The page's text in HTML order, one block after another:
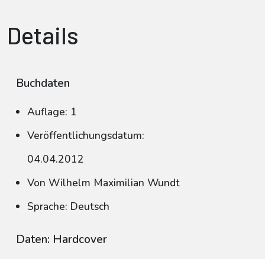
Details
Buchdaten
Auflage: 1
Veröffentlichungsdatum:
04.04.2012
Von Wilhelm Maximilian Wundt
Sprache: Deutsch
Daten: Hardcover